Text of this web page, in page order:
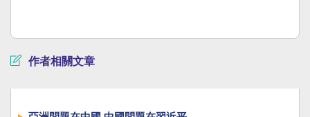
作者相關文章